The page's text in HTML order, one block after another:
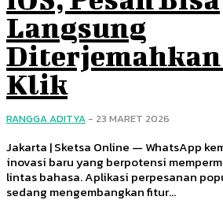
Langsung
Diterjemahkan
Klik
RANGGA ADITYA - 23 MARET 2026
Jakarta | Sketsa Online — WhatsApp
inovasi baru yang berpotensi
lintas bahasa. Aplikasi perpesanan
sedang mengembangkan fitur...